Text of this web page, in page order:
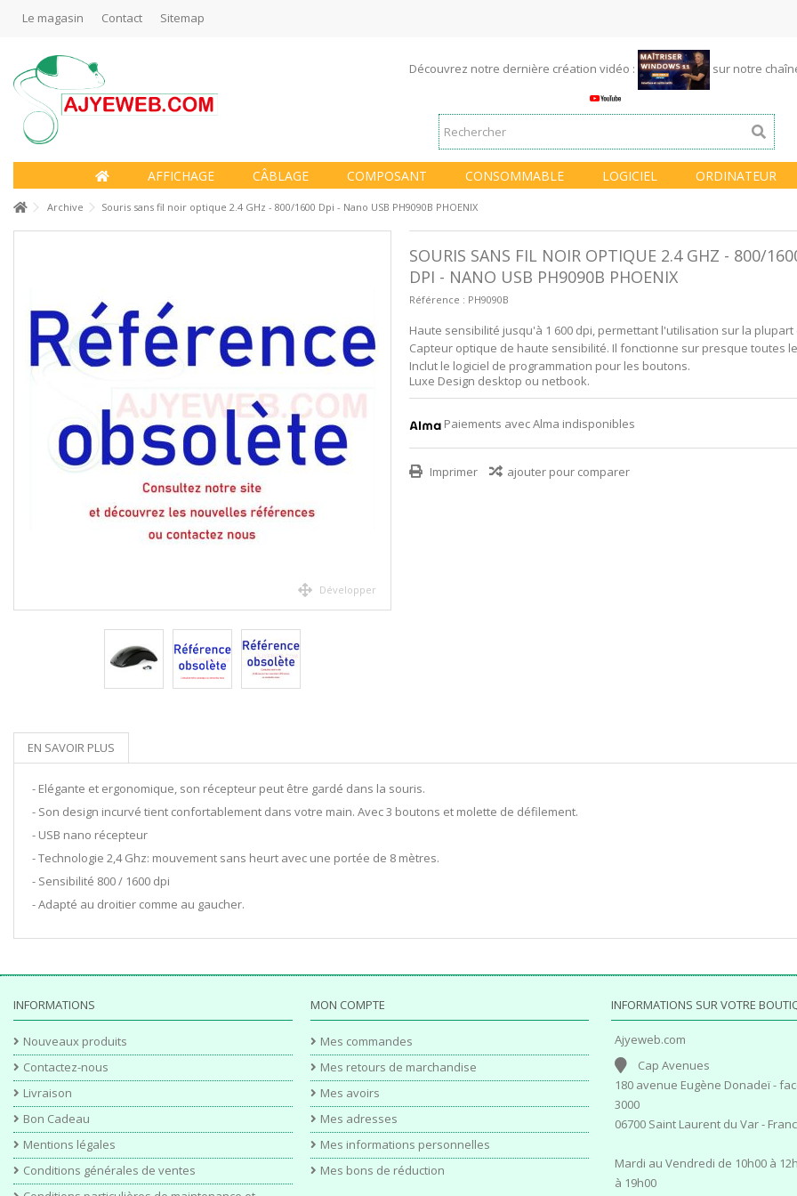
Le magasin Contact Sitemap
Découvrez notre dernière création vidéo :
sur notre
AFFICHAGE CÂBLAGE COMPOSANT CONSOMMABLE LOGICIEL ORDINATEUR
Archive Souris sans fil noir optique 2.4 GHz - 800/1600 Dpi - Nano USB PH9090B PHOENIX
Développer
SOURIS SANS FIL NOIR OPTIQUE 2.4 GHZ - 800/
DPI - NANO USB PH9090B PHOENIX
Référence : PH9090B
Haute sensibilité jusqu'à 1 600 dpi, permettant l'utilisation sur la
Capteur optique de haute sensibilité. Il fonctionne sur presque toutes
Inclut le logiciel de programmation pour les boutons.
Luxe Design desktop ou netbook.
Paiements avec Alma indisponibles
Imprimer ajouter pour comparer
EN SAVOIR PLUS
- Elégante et ergonomique, son récepteur peut être gardé dans la souris.
- Son design incurvé tient confortablement dans votre main. Avec 3 boutons et molette de défilement.
- USB nano récepteur
- Technologie 2,4 Ghz: mouvement sans heurt avec une portée de 8 mètres.
- Sensibilité 800 / 1600 dpi
- Adapté au droitier comme au gaucher.
INFORMATIONS
Nouveaux produits
Contactez-nous
Livraison
Bon Cadeau
Mentions légales
Conditions générales de ventes
MON COMPTE
Mes commandes
Mes retours de marchandise
Mes avoirs
Mes adresses
Mes informations personnelles
Mes bons de réduction
INFORMATIONS SUR VOTRE
Ajyeweb.com
Cap Avenues
180 avenue Eugène Donadeï -
3000
06700 Saint Laurent du Var -
Mardi au Vendredi de 10h00 à
à 19h00